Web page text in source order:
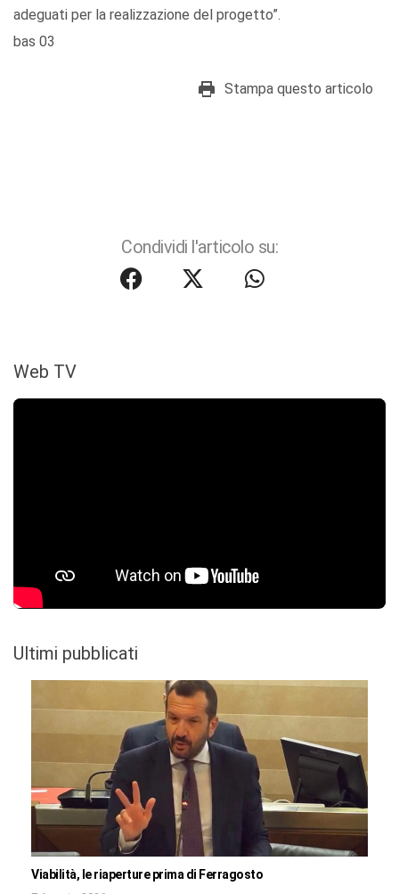
adeguati per la realizzazione del progetto”.
bas 03
Stampa questo articolo
Condividi l'articolo su:
Web TV
Ultimi pubblicati
Viabilità, le riaperture prima di Ferragosto